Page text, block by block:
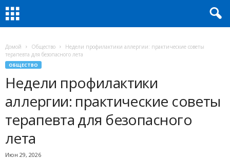
Домой Общество
Недели профилактики аллергии: практические советы
терапевта для безопасного лета
ОБЩЕСТВО
Недели профилактики
аллергии: практические советы
терапевта для безопасного
лета
Июн 29, 2026